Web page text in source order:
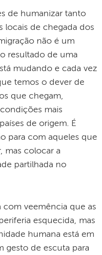
de humanizar tanto
locais de chegada dos
não é um
resultado de uma
mudando e cada vez
temos o dever de
que chegam,
mais
de origem. É
para com aqueles que
mas colocar a
partilhada no
com veemência que as
esquecida, mas
humana está em
gesto de escuta para